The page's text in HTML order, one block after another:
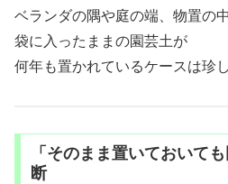
ベランダの隅や庭の端、物置の
袋に入ったままの園芸土が
何年も置かれているケースは珍
「そのまま置いておいて
断